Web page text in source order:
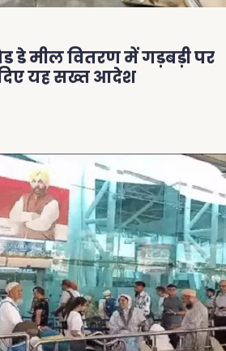
डे मील वितरण में गड़बड़ी पर
दिए यह सख्त आदेश